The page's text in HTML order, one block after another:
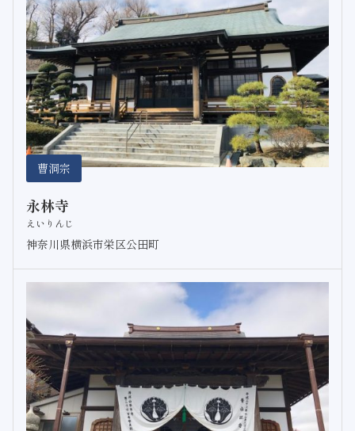
曹洞宗
永林寺
えいりんじ
神奈川県横浜市栄区公田町